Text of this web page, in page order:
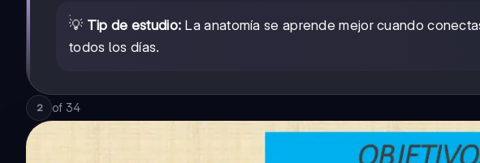
💡 Tip de estudio: La anatomía se aprende mejor cuando
todos los días.
2 of 34